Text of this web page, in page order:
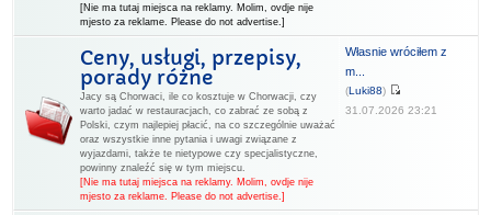
[Nie ma tutaj miejsca na reklamy. Molim, ovdje nije
mjesto za reklame. Please do not advertise.]
Ceny, usługi, przepisy,
porady różne
Jacy są Chorwaci, ile co kosztuje w Chorwacji, czy
warto jadać w restauracjach, co zabrać ze sobą z
Polski, czym najlepiej płacić, na co szczególnie uważać
oraz wszystkie inne pytania i uwagi związane z
wyjazdami, także te nietypowe czy specjalistyczne,
powinny znaleźć się w tym miejscu.
[Nie ma tutaj miejsca na reklamy. Molim, ovdje nije
mjesto za reklame. Please do not advertise.]
Własnie wróciłem z
m...
(Luki88)
31.07.2026 23:21